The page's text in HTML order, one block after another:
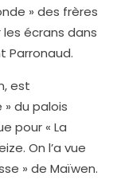
» des frères
les écrans dans
Parronaud.
est
du palois
pour « La
On l’a vue
» de Maïwen.